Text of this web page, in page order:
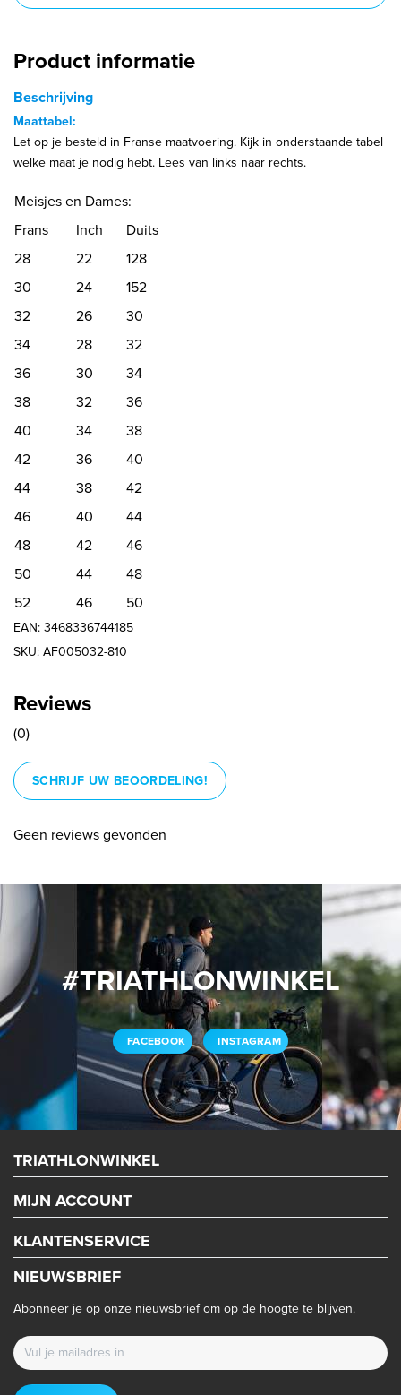
Product informatie
Beschrijving
Maattabel:
Let op je besteld in Franse maatvoering. Kijk in onderstaande tabel
welke maat je nodig hebt. Lees van links naar rechts.
Meisjes en Dames:
Frans
Inch
Duits
28
22
128
30
24
152
32
26
30
34
28
32
36
30
34
38
32
36
40
34
38
42
36
40
44
38
42
46
40
44
48
42
46
50
44
48
52
46 50
EAN: 3468336744185
SKU: AF005032-810
Reviews
(0)
SCHRIJF UW BEOORDELING!
Geen reviews gevonden
#TRIATHLONWINKEL
FACEBOOK INSTAGRAM
TRIATHLONWINKEL
MIJN ACCOUNT
KLANTENSERVICE
NIEUWSBRIEF
Abonneer je op onze nieuwsbrief om op de hoogte te blijven.